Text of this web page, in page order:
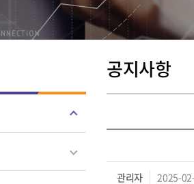
공지사항
관리자 2025-